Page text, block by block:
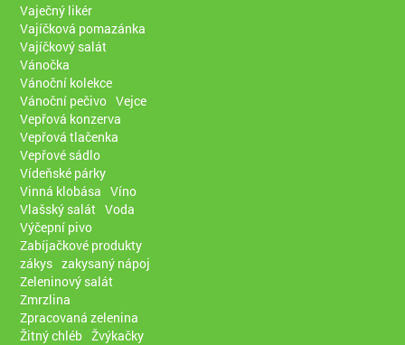
Vaječný likér
Vajíčková pomazánka
Vajíčkový salát
Vánočka
Vánoční kolekce
Vánoční pečivo Vejce
Vepřová konzerva
Vepřová tlačenka
Vepřové sádlo
Vídeňské párky
Vinná klobása Víno
Vlašský salát Voda
Výčepní pivo
Zabíjačkové produkty
zákys zakysaný nápoj
Zeleninový salát
Zmrzlina
Zpracovaná zelenina
Žitný chléb Žvýkačky